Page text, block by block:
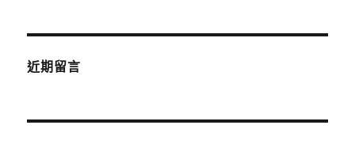
近期留言